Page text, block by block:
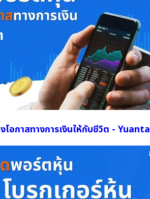
โอกาสทางการเงินให้กับชีวิต - Yuanta